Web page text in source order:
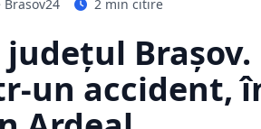
Brasov24 2 min citire
județul
un accident,